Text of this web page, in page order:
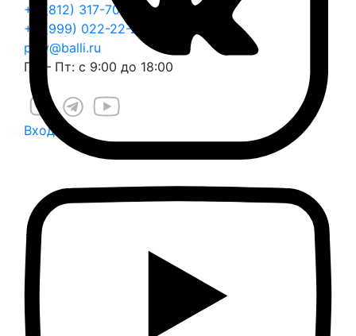
+7 (812) 317-70-70
+7 (999) 022-22-25
play@balli.ru
Пн – Пт: с 9:00 до 18:00
Вход